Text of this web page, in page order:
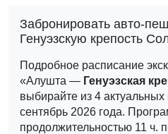
Забронировать авто-
Генуэзскую крепость
Подробное расписание
«Алушта — Генуэзская
выбирайте из 4
сентябрь 2026 года.
продолжительностью 11 ч.